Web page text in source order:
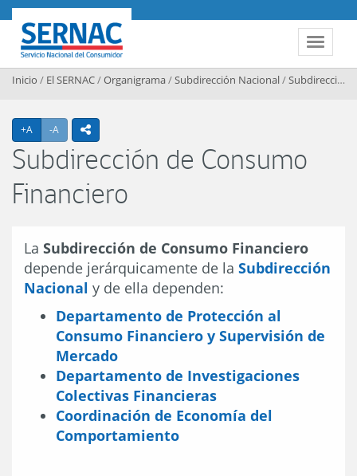
Contenido principal
Toggle
SERNAC
Inicio / El SERNAC/Organigrama/Subdirección Nacional/Subdirección de Consumo Financiero
+A Agrandar texto
-A Achicar textoicono compartir
Subdirección de Consumo
Financiero
La Subdirección de Consumo Financiero
depende jerárquicamente de la Subdirección
Nacional y de ella dependen:
Departamento de Protección al
Consumo Financiero y Supervisión de
Mercado
Departamento de Investigaciones
Colectivas Financieras
Coordinación de Economía del
Comportamiento